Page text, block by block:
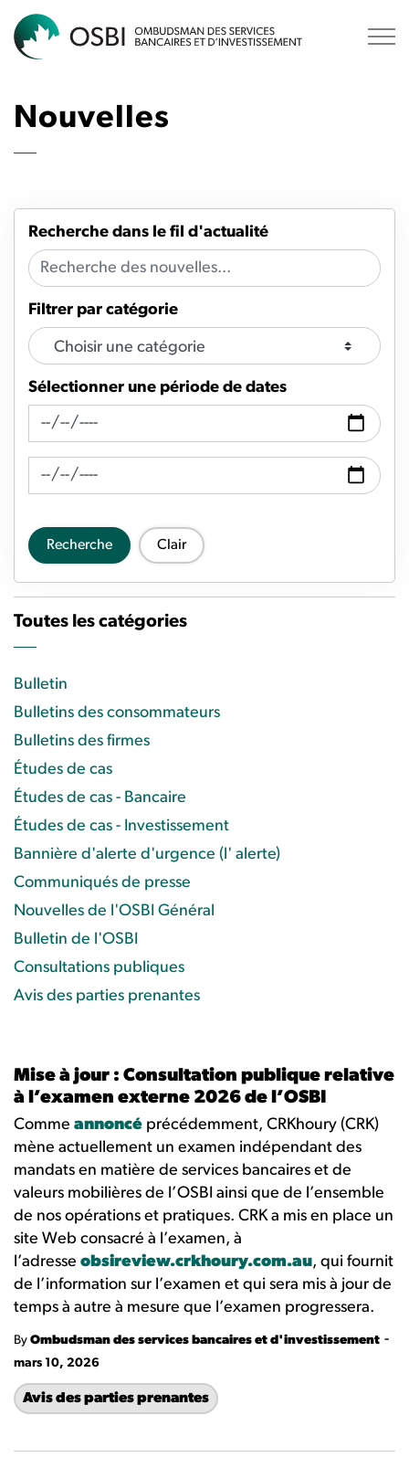
Nouvelles
Mise à jour : Consultation publique relative
à l’examen externe 2026 de l’OSBI
Comme annoncé précédemment, CRKhoury (CRK)
mène actuellement un examen indépendant des
mandats en matière de services bancaires et de
valeurs mobilières de l’OSBI ainsi que de l’ensemble
de nos opérations et pratiques. CRK a mis en place un
site Web consacré à l’examen, à
l’adresse obsireview.crkhoury.com.au, qui fournit
de l’information sur l’examen et qui sera mis à jour de
temps à autre à mesure que l’examen progressera.
By Ombudsman des services bancaires et d'investissement -
mars 10, 2026
Avis des parties prenantes
Recherche dans le fil d'actualité
Filtrer par catégorie
Sélectionner une période de dates
Recherche de fil d'actualité Date de
Recherche de flux d'actualités Date à
Recherche Clair
Toutes les catégories
Bulletin
Bulletins des consommateurs
Bulletins des firmes
Études de cas
Études de cas - Bancaire
Études de cas - Investissement
Bannière d'alerte d'urgence (l' alerte)
Communiqués de presse
Nouvelles de l'OSBI Général
Bulletin de l'OSBI
Consultations publiques
Avis des parties prenantes